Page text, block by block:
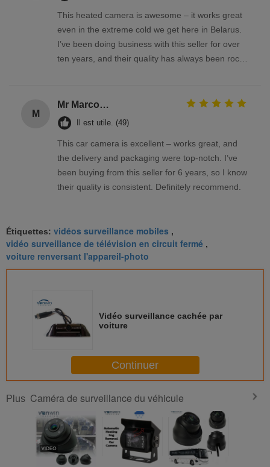
This heated camera is awesome – it works great
even in the extreme cold we get here in Belarus.
I’ve been doing business with this seller for over
ten years, and their quality has always been rock-
M
Mr Marco Facchin
Il est utile. (49)
This car camera is excellent – works great, and
the delivery and packaging were top-notch. I’ve
been buying from this seller for 6 years, so I know
their quality is consistent. Definitely recommend.
Étiquettes: vidéos surveillance mobiles ,
vidéo surveillance de télévision en circuit fermé ,
voiture renversant l'appareil-photo
Vidéo surveillance cachée par
voiture
Continuer
Plus Caméra de surveillance du véhicule
Caméra de
IP69K Caméra de
1080P AHD